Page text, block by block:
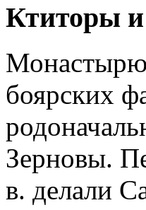
Ктиторы
Монастырю
боярских
Зерновы.
в. делали